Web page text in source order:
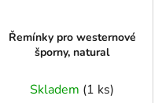
Řemínky pro westernové
šporny, natural
Skladem (1 ks)